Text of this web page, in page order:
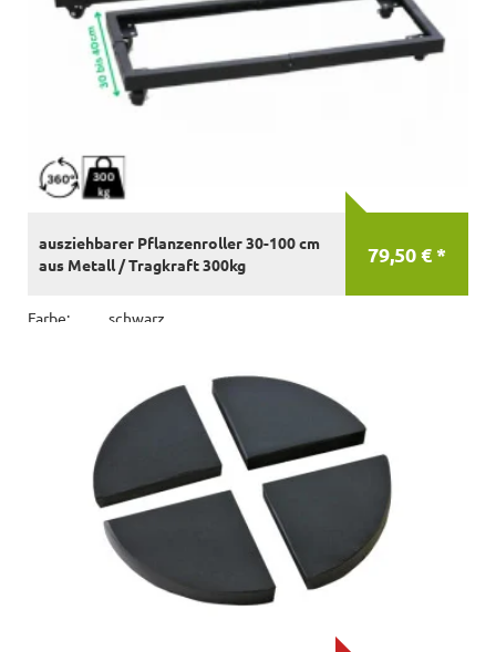
79,50 € *
ausziehbarer Pflanzenroller 30-100 cm
aus Metall / Tragkraft 300kg
Farbe: schwarz